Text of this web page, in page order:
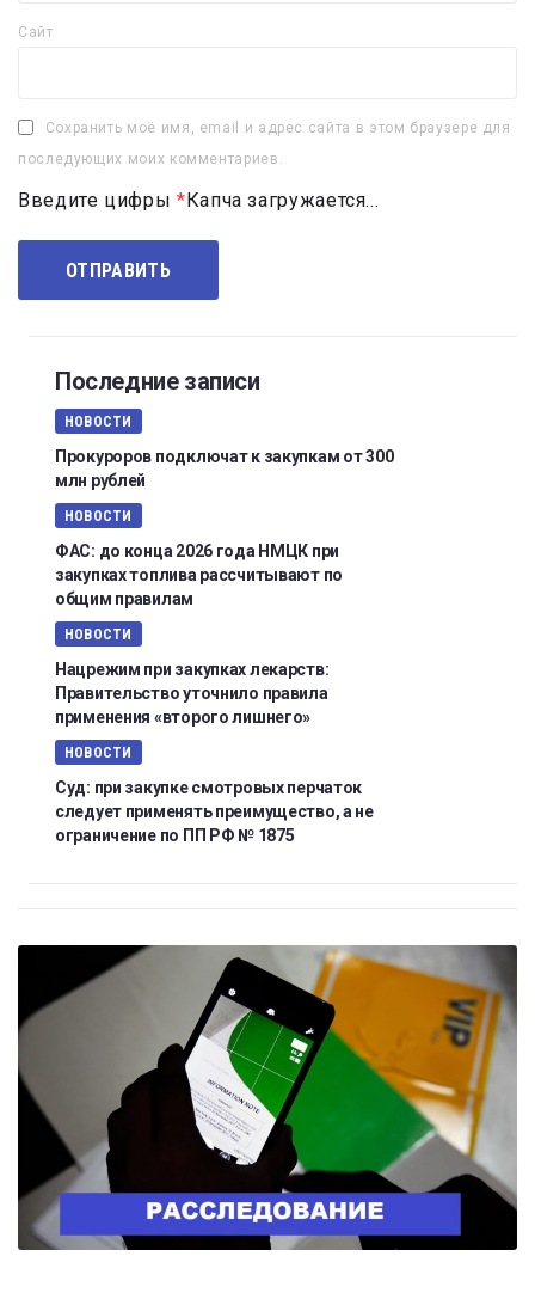
Сайт
Сохранить моё имя, email и адрес сайта в этом браузере для
последующих моих комментариев.
Введите цифры *Капча загружается...
Последние записи
НОВОСТИ
Прокуроров подключат к закупкам от 300
млн рублей
НОВОСТИ
ФАС: до конца 2026 года НМЦК при
закупках топлива рассчитывают по
общим правилам
НОВОСТИ
Нацрежим при закупках лекарств:
Правительство уточнило правила
применения «второго лишнего»
НОВОСТИ
Суд: при закупке смотровых перчаток
следует применять преимущество, а не
ограничение по ПП РФ № 1875